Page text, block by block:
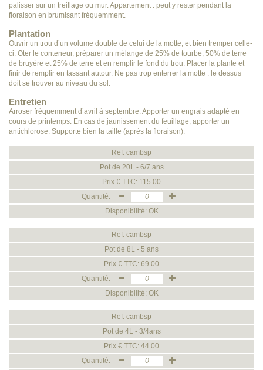
palisser sur un treillage ou mur. Appartement : peut y rester pendant la
floraison en brumisant fréquemment.
Plantation
Ouvrir un trou d’un volume double de celui de la motte, et bien tremper celle-
ci. Oter le conteneur, préparer un mélange de 25% de tourbe, 50% de terre
de bruyère et 25% de terre et en remplir le fond du trou. Placer la plante et
finir de remplir en tassant autour. Ne pas trop enterrer la motte : le dessus
doit se trouver au niveau du sol.
Entretien
Arroser fréquemment d’avril à septembre. Apporter un engrais adapté en
cours de printemps. En cas de jaunissement du feuillage, apporter un
antichlorose. Supporte bien la taille (après la floraison).
Ref. cambsp
Pot de 20L - 6/7 ans
Prix € TTC: 115.00
Quantité:
Disponibilité: OK
Ref. cambsp
Pot de 8L - 5 ans
Prix € TTC: 69.00
Quantité:
Disponibilité: OK
Ref. cambsp
Pot de 4L - 3/4ans
Prix € TTC: 44.00
Quantité: